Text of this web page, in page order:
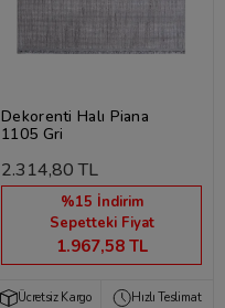
Dekorenti Halı Piana
1105 Gri
2.314,80 TL
%15 İndirim
Sepetteki Fiyat
1.967,58 TL
Ücretsiz Kargo Hızlı Teslimat